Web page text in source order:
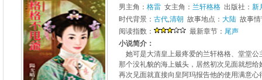
男主角： 格雷 女主角： 兰轩格格 出版社： 新
时代背景： 古代,清朝 故事地点： 大陆 故事
阅读指数：
最新章节： 尾声
小说简介：
她可是大清皇上最疼爱的兰轩格格、堂堂公
那个没礼貌的海上贼头，居然初次见面就想给
再次见面就直接向皇阿玛报告他的使用满意心